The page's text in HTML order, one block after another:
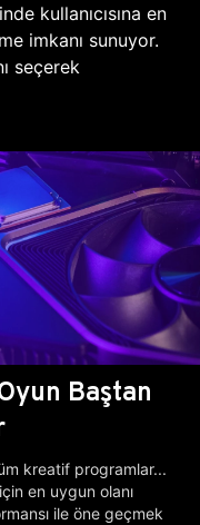
kullanıcısına en
imkanı sunuyor.
seçerek
Baştan
kreatif programlar...
en uygun olanı
ile öne geçmek